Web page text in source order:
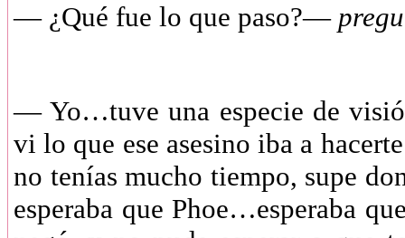
— ¿Qué fue lo que paso?—
— Yo…tuve una especie de
vi lo que ese asesino iba a
no tenías mucho tiempo, supe
esperaba que Phoe…esperaba